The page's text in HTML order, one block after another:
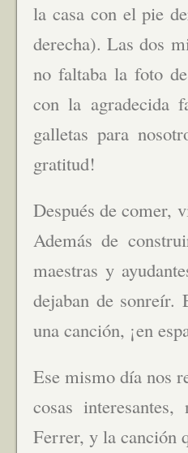
la casa con el pie
derecha). Las dos
no faltaba la foto
con la agradecida
galletas para
gratitud!
Después de comer,
Además de
maestras y
dejaban de sonreír.
una canción, ¡en
Ese mismo día nos
cosas
Ferrer, y la canción